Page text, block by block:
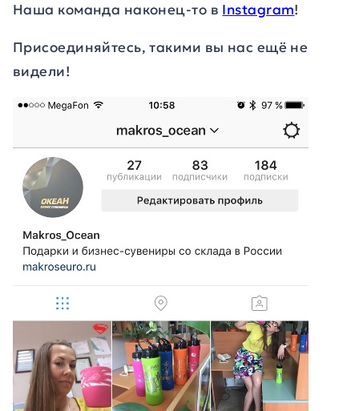
Наша команда наконец-то в Instagram!
Присоединяйтесь, такими вы нас ещё не
видели!